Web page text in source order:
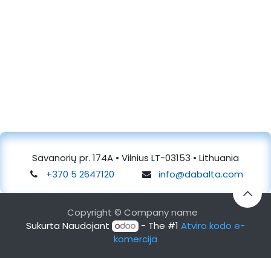
Savanorių pr. 174A • Vilnius LT-03153 • Lithuania
+370 5 2647120
info@dabalta.com
Copyright © Company name
Sukurta Naudojant
- The #1 Atviro kodo e-
komercija